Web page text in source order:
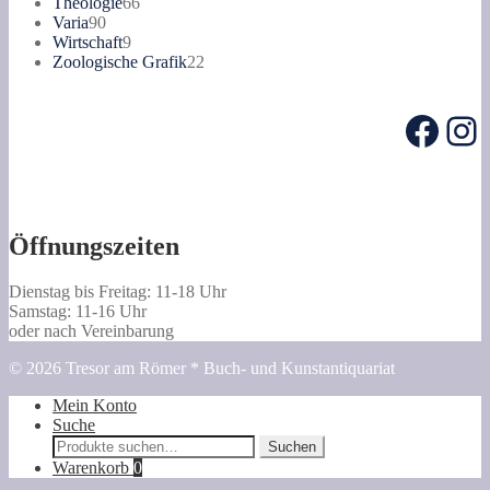
Varia9090
Produkte
Wirtschaft99
Produkte
Zoologische Grafik22
Öffnungszeiten
Dienstag bis Freitag: 11-18 Uhr
Samstag: 11-16 Uhr
oder nach Vereinbarung
© 2026 Tresor am Römer * Buch- und Kunstantiquariat
Mein Konto
Suche
Suche
nach:
Suchen
Warenkorb 0